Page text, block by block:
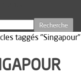
taggés "Singapour"